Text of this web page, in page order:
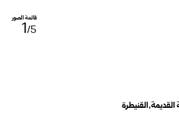
قائمة الصور
1/5
القديمة القنيطرة